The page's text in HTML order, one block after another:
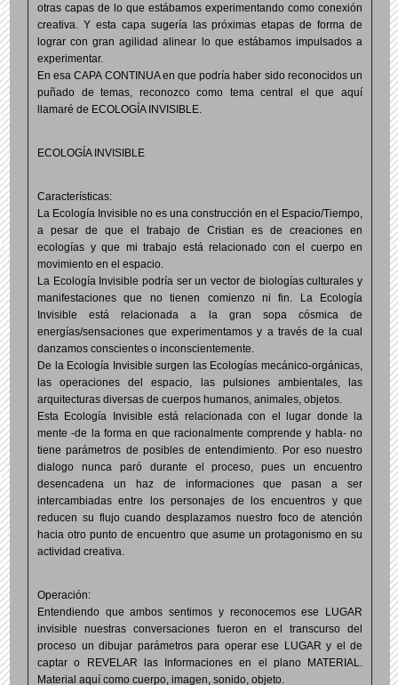
otras capas de lo que estábamos experimentando como conexión
creativa. Y esta capa sugería las próximas etapas de forma de
lograr con gran agilidad alinear lo que estábamos impulsados a
experimentar.
En esa CAPA CONTINUA en que podría haber sido reconocidos un
puñado de temas, reconozco como tema central el que aquí
llamaré de ECOLOGÍA INVISIBLE.
ECOLOGÍA INVISIBLE
Características:
La Ecología Invisible no es una construcción en el Espacio/Tiempo,
a pesar de que el trabajo de Cristian es de creaciones en
ecologías y que mi trabajo está relacionado con el cuerpo en
movimiento en el espacio.
La Ecología Invisible podría ser un vector de biologías culturales y
manifestaciones que no tienen comienzo ni fin. La Ecología
Invisible está relacionada a la gran sopa cósmica de
energías/sensaciones que experimentamos y a través de la cual
danzamos conscientes o inconscientemente.
De la Ecología Invisible surgen las Ecologías mecánico-orgánicas,
las operaciones del espacio, las pulsiones ambientales, las
arquitecturas diversas de cuerpos humanos, animales, objetos.
Esta Ecología Invisible está relacionada con el lugar donde la
mente -de la forma en que racionalmente comprende y habla- no
tiene parámetros de posibles de entendimiento. Por eso nuestro
dialogo nunca paró durante el proceso, pues un encuentro
desencadena un haz de informaciones que pasan a ser
intercambiadas entre los personajes de los encuentros y que
reducen su flujo cuando desplazamos nuestro foco de atención
hacia otro punto de encuentro que asume un protagonismo en su
actividad creativa.
Operación:
Entendiendo que ambos sentimos y reconocemos ese LUGAR
invisible nuestras conversaciones fueron en el transcurso del
proceso un dibujar parámetros para operar ese LUGAR y el de
captar o REVELAR las Informaciones en el plano MATERIAL.
Material aquí como cuerpo, imagen, sonido, objeto.